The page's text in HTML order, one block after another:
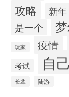
攻略 新年
是一个
玩家 疫情
考试 自
长辈 陆游